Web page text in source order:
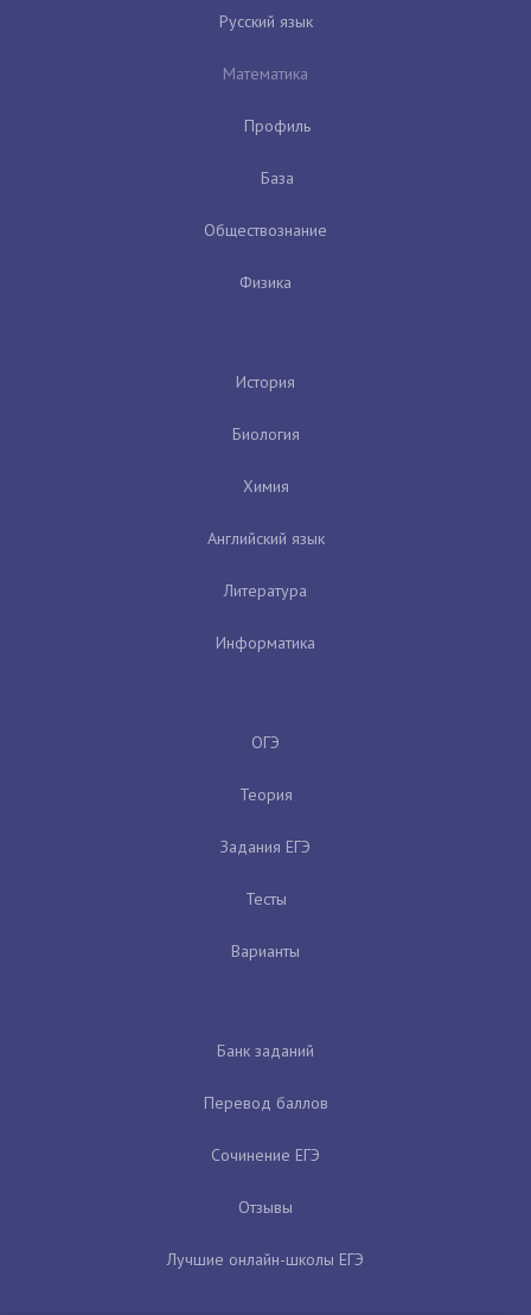
Русский язык
Математика
Профиль
База
Обществознание
Физика
История
Биология
Химия
Английский язык
Литература
Информатика
ОГЭ
Теория
Задания ЕГЭ
Тесты
Варианты
Банк заданий
Перевод баллов
Сочинение ЕГЭ
Отзывы
Лучшие онлайн-школы ЕГЭ